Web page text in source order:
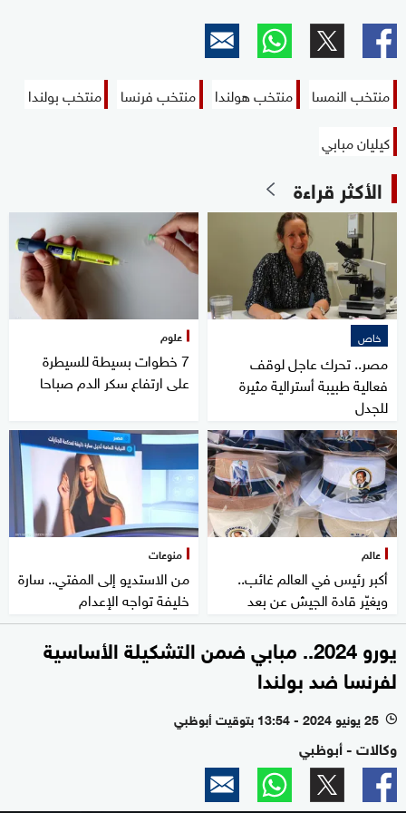
منتخب النمسا منتخب هولندا منتخب فرنسا
منتخب بولندا
كيليان مبابي
الأكثر قراءة
خاص
مصر.. تحرك عاجل لوقف
فعالية طبيبة أسترالية مثيرة
للجدل
علوم
7 خطوات بسيطة للسيطرة
على ارتفاع سكر الدم صباحا
عالم
أكبر رئيس في العالم غائب..
ويغيّر قادة الجيش عن بعد
منوعات
من الاستديو إلى المفتي.. سارة
خليفة تواجه الإعدام
يورو 2024.. مبابي ضمن التشكيلة الأساسية
لفرنسا ضد بولندا
l 25 يونيو 2024 - 13:54 بتوقيت أبوظبي
وكالات - أبوظبي